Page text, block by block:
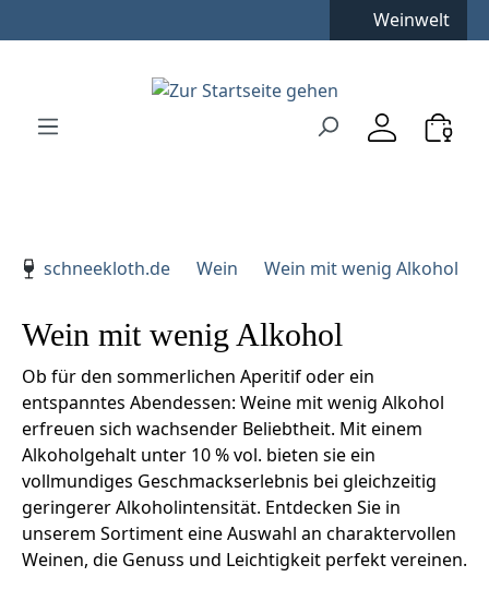
Zur Hauptnavigation springen
Weinwelt
schneekloth.de
Wein Wein mit wenig Alkohol
Wein mit wenig Alkohol
Ob für den sommerlichen Aperitif oder ein
entspanntes Abendessen: Weine mit wenig Alkohol
erfreuen sich wachsender Beliebtheit. Mit einem
Alkoholgehalt unter 10 % vol. bieten sie ein
vollmundiges Geschmackserlebnis bei gleichzeitig
geringerer Alkoholintensität. Entdecken Sie in
unserem Sortiment eine Auswahl an charaktervollen
Weinen, die Genuss und Leichtigkeit perfekt vereinen.